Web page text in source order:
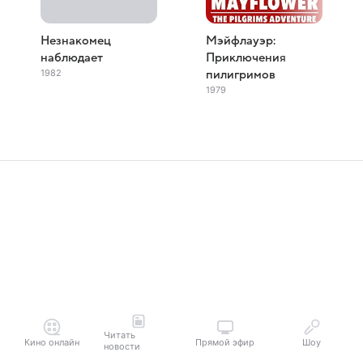
Незнакомец
наблюдает
1982
Мэйфлауэр:
Приключения
пилигримов
1979
Кино онлайн
Читать
новости
Прямой эфир Шоу